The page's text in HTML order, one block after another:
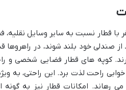
با قطار نسبت به سایر وسایل
صندلی خود بلند شوند، در راهروها
کوپه های قطار فضایی شخصی و
راحت لذت برد. این راحتی، به
رهاند. امکانات قطار نیز به